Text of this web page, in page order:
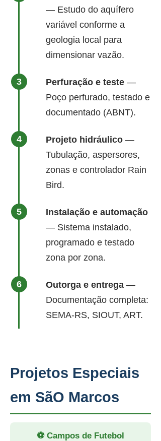
— Estudo do aquífero
variável conforme a
geologia local para
dimensionar vazão.
Perfuração e teste —
Poço perfurado, testado e
documentado (ABNT).
Projeto hidráulico —
Tubulação, aspersores,
zonas e controlador Rain
Bird.
Instalação e automação
— Sistema instalado,
programado e testado
zona por zona.
Outorga e entrega —
Documentação completa:
SEMA-RS, SIOUT, ART.
Projetos Especiais
em SãO Marcos
⚽ Campos de Futebol